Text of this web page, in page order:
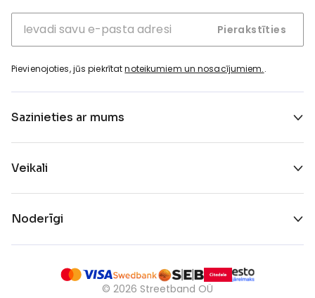
Pierakstīties
Pievienojoties, jūs piekrītatnoteikumiem un nosacījumiem..
Sazinieties ar mums
Veikali
Noderīgi
© 2026 Streetband OÜ